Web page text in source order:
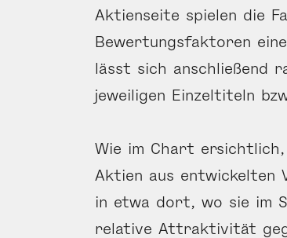
Aktienseite spielen die
Bewertungsfaktoren
lässt sich anschließend
jeweiligen Einzeltiteln
Wie im Chart
Aktien aus entwickelten
in etwa dort, wo sie im
relative Attraktivität